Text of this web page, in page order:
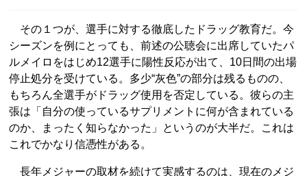
その１つが、選手に対する徹底したドラッグ教育だ。今
シーズンを例にとっても、前述の公聴会に出席していたパ
ルメイロをはじめ12選手に陽性反応が出て、10日間の出場
停止処分を受けている。多少“灰色”の部分は残るものの、
もちろん全選手がドラッグ使用を否定している。彼らの主
張は「自分の使っているサプリメントに何が含まれている
のか、まったく知らなかった」というのが大半だ。これは
これでかなり信憑性がある。
長年メジャーの取材を続けて実感するのは、現在のメジ